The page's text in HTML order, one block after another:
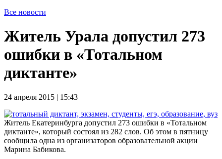
Все новости
Житель Урала допустил 273
ошибки в «Тотальном
диктанте»
24 апреля 2015 | 15:43
Житель Екатеринбурга допустил 273 ошибки в «Тотальном
диктанте», который состоял из 282 слов. Об этом в пятницу
сообщила одна из организаторов образовательной акции
Марина Бабикова.